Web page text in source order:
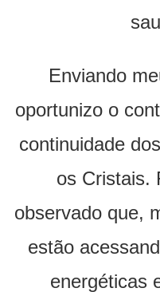
Enviando
oportunizo o
continuidade
os Cristais.
observado que,
estão
energéticas